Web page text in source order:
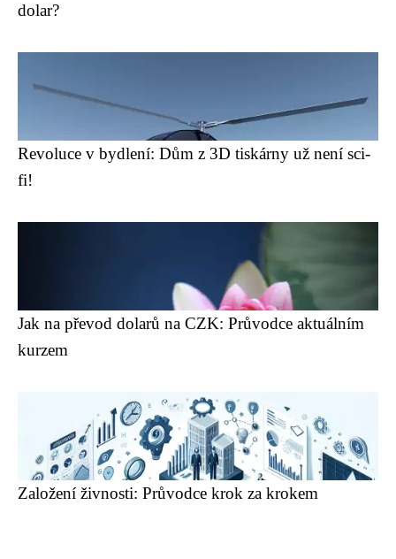
dolar?
Revoluce v bydlení: Dům z 3D tiskárny už není sci-
fi!
Jak na převod dolarů na CZK: Průvodce aktuálním
kurzem
Založení živnosti: Průvodce krok za krokem